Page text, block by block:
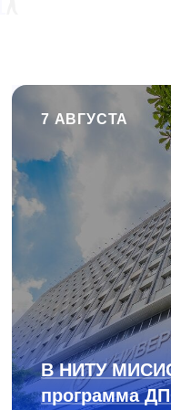
7 АВГУСТА
В НИТУ
программа